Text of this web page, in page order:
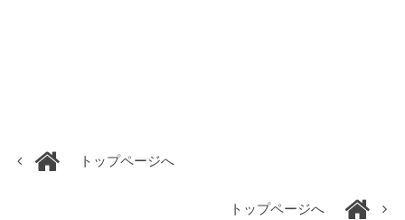
トップページへ
トップページへ